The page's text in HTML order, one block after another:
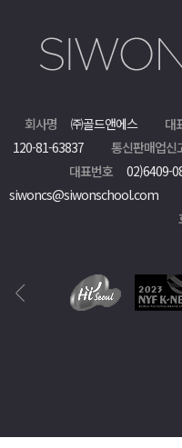
회사명 ㈜골드앤에스
대
120-81-63837
통신판매업신
대표번호
02)6409-
siwoncs@siwonschool.com